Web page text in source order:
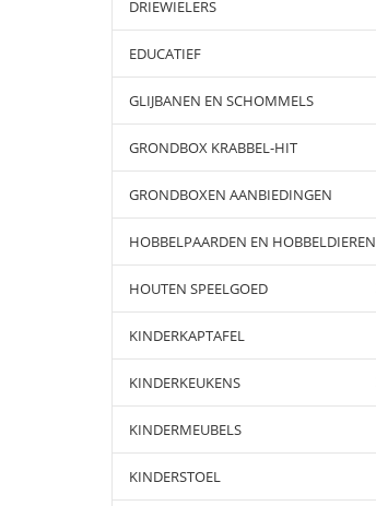
DRIEWIELERS
EDUCATIEF
GLIJBANEN EN SCHOMMELS
GRONDBOX KRABBEL-HIT
GRONDBOXEN AANBIEDINGEN
HOBBELPAARDEN EN HOBBELDIEREN
HOUTEN SPEELGOED
KINDERKAPTAFEL
KINDERKEUKENS
KINDERMEUBELS
KINDERSTOEL